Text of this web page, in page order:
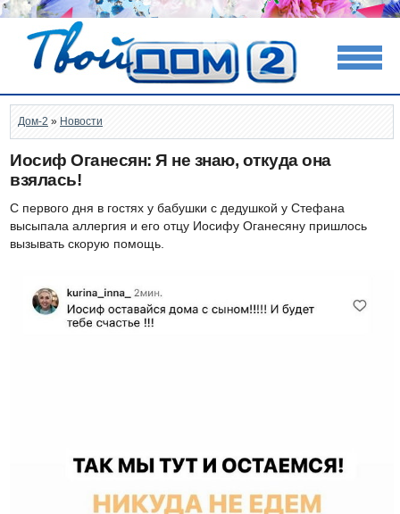
Дом-2 » Новости
Иосиф Оганесян: Я не знаю, откуда она
взялась!
С первого дня в гостях у бабушки с дедушкой у Стефана
высыпала аллергия и его отцу Иосифу Оганесяну пришлось
вызывать скорую помощь.